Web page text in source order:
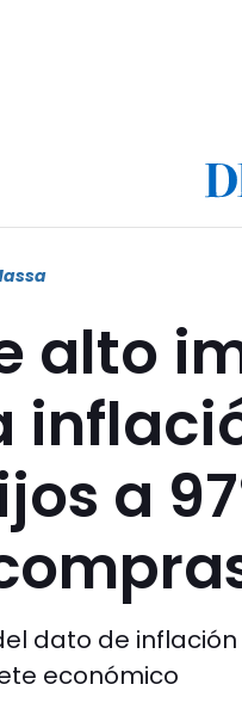
alto
a
dato de
económico